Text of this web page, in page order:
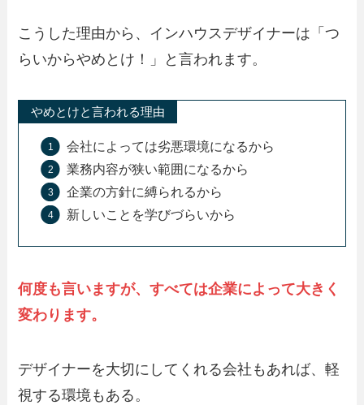
こうした理由から、インハウスデザイナーは「つ
らいからやめとけ！」と言われます。
やめとけと言われる理由
会社によっては劣悪環境になるから
業務内容が狭い範囲になるから
企業の方針に縛られるから
新しいことを学びづらいから
何度も言いますが、すべては企業によって大きく
変わります。
デザイナーを大切にしてくれる会社もあれば、軽
視する環境もある。